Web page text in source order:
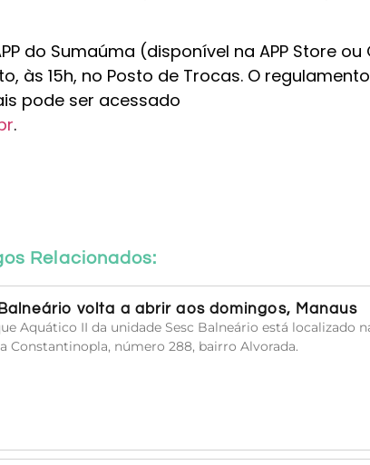
do Sumaúma (disponível na APP Store ou
às 15h, no Posto de Trocas. O regulamento
pode ser acessado
.
Relacionados:
volta a abrir aos domingos, Manaus
Aquático II da unidade Sesc Balneário está localizado
Constantinopla, número 288, bairro Alvorada.